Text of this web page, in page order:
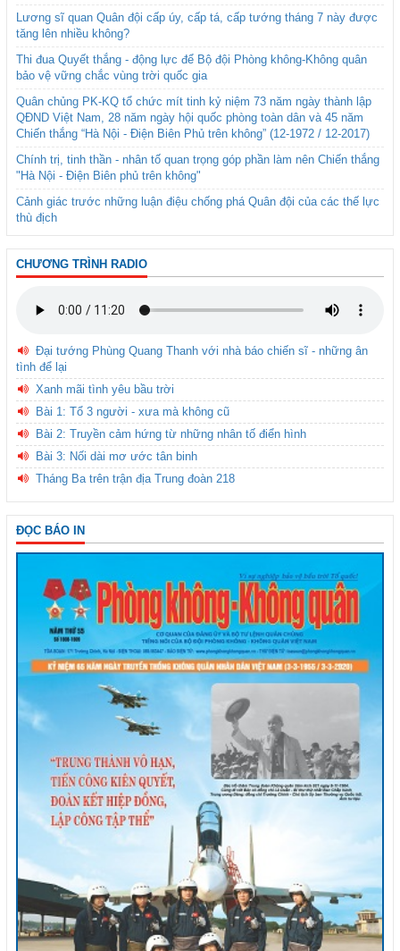
Lương sĩ quan Quân đội cấp úy, cấp tá, cấp tướng tháng 7 này được
tăng lên nhiều không?
Thi đua Quyết thắng - động lực để Bộ đội Phòng không-Không quân
bảo vệ vững chắc vùng trời quốc gia
Quân chủng PK-KQ tổ chức mít tinh kỷ niệm 73 năm ngày thành lập
QĐND Việt Nam, 28 năm ngày hội quốc phòng toàn dân và 45 năm
Chiến thắng “Hà Nội - Điện Biên Phủ trên không” (12-1972 / 12-2017)
Chính trị, tinh thần - nhân tố quan trọng góp phần làm nên Chiến thắng
"Hà Nội - Điện Biên phủ trên không"
Cảnh giác trước những luận điệu chống phá Quân đội của các thế lực
thù địch
CHƯƠNG TRÌNH RADIO
Đại tướng Phùng Quang Thanh với nhà báo chiến sĩ - những ân
tình để lại
Xanh mãi tình yêu bầu trời
Bài 1: Tổ 3 người - xưa mà không cũ
Bài 2: Truyền cảm hứng từ những nhân tố điển hình
Bài 3: Nối dài mơ ước tân binh
Tháng Ba trên trận địa Trung đoàn 218
ĐỌC BÁO IN